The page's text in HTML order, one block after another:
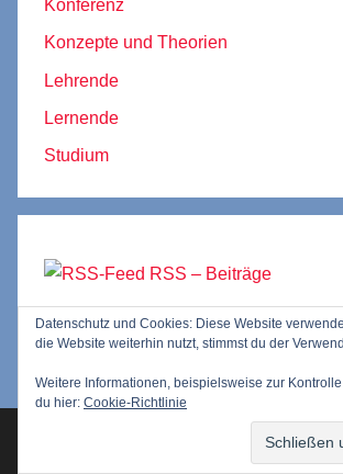
Konferenz
Konzepte und Theorien
Lehrende
Lernende
Studium
RSS – Beiträge
RSS – Kommentare
WordPress-Theme: Donovan von
Datenschutz und Cookies: Diese Website
die Website weiterhin nutzt, stimmst du der
Weitere Informationen, beispielsweise zur
du hier: Cookie-Richtlinie